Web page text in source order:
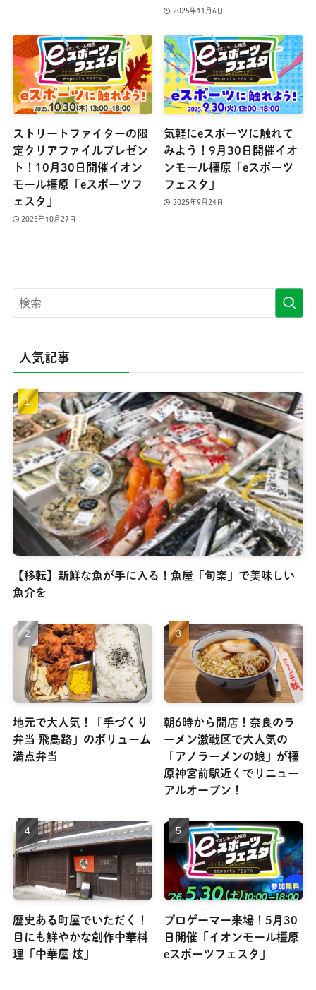
2025年11月6日
ストリートファイターの限
定クリアファイルプレゼン
ト！10月30日開催イオン
モール橿原「eスポーツフ
ェスタ」
2025年10月27日
気軽にeスポーツに触れて
みよう！9月30日開催イオ
ンモール橿原「eスポーツ
フェスタ」
2025年9月24日
人気記事
【移転】新鮮な魚が手に入る！魚屋「旬楽」で美味しい
魚介を
地元で大人気！「手づくり
弁当 飛鳥路」のボリューム
満点弁当
朝6時から開店！奈良のラ
ーメン激戦区で大人気の
「アノラーメンの娘」が橿
原神宮前駅近くでリニュー
アルオープン！
歴史ある町屋でいただく！
目にも鮮やかな創作中華料
理「中華屋 炫」
プロゲーマー来場！5月30
日開催「イオンモール橿原
eスポーツフェスタ」